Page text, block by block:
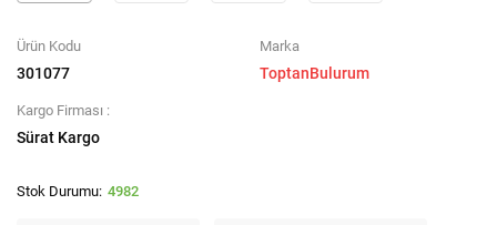
Ürün Kodu
301077
Marka
ToptanBulurum
Kargo Firması :
Sürat Kargo
4982